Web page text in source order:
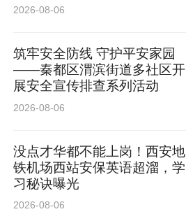
2026-08-06
筑牢安全防线 守护平安家园
——秦都区渭滨街道多社区开
展安全宣传排查系列活动
2026-08-06
没点才华都不能上岗！西安地
铁机场西站安保英语超溜，学
习秘诀曝光
2026-08-06